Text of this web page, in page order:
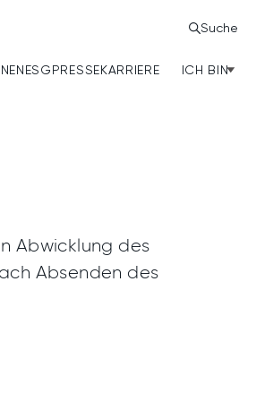
ESGPRESSEKARRIERE ICH BIN
Suche
Abwicklung des
Absenden des